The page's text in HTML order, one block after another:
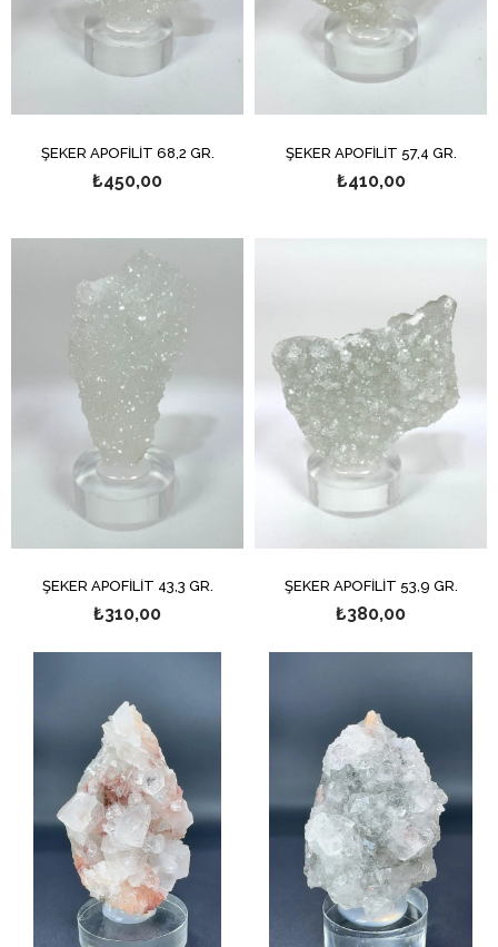
ŞEKER APOFİLİT 68,2 GR.
₺450,00
ŞEKER APOFİLİT 57,4 GR.
₺410,00
ŞEKER APOFİLİT 43,3 GR.
₺310,00
ŞEKER APOFİLİT 53,9 GR.
₺380,00